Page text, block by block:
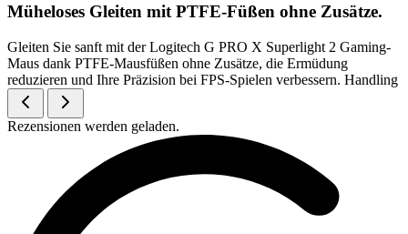
Müheloses Gleiten mit PTFE-Füßen ohne Zusätze.
Gleiten Sie sanft mit der Logitech G PRO X Superlight 2 Gaming-
Maus dank PTFE-Mausfüßen ohne Zusätze, die Ermüdung
reduzieren und Ihre Präzision bei FPS-Spielen verbessern. Handling
Rezensionen werden geladen.